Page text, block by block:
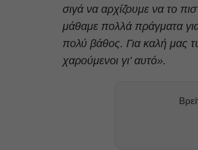
σιγά να αρχίζουμε να το
μάθαμε πολλά πράγματα
πολύ βάθος. Για καλή μας
χαρούμενοι γι’ αυτό».